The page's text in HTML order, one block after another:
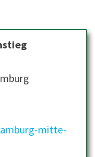
mitte-